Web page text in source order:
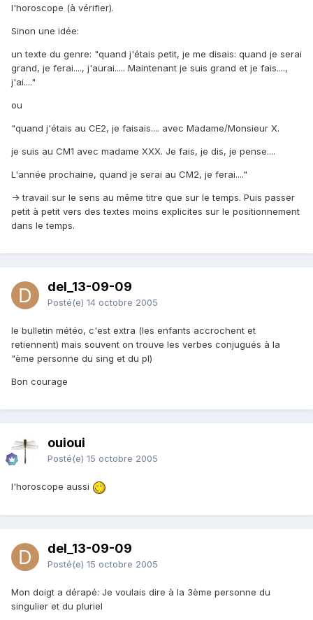
l'horoscope (à vérifier).
Sinon une idée:
un texte du genre: "quand j'étais petit, je me disais: quand je serai
grand, je ferai...., j'aurai..... Maintenant je suis grand et je fais....,
j'ai...."
ou
"quand j'étais au CE2, je faisais.... avec Madame/Monsieur X.
je suis au CM1 avec madame XXX. Je fais, je dis, je pense....
L'année prochaine, quand je serai au CM2, je ferai...."
-> travail sur le sens au même titre que sur le temps. Puis passer
petit à petit vers des textes moins explicites sur le positionnement
dans le temps.
del_13-09-09
Posté(e) 14 octobre 2005
le bulletin météo, c'est extra (les enfants accrochent et
retiennent) mais souvent on trouve les verbes conjugués à la
"ème personne du sing et du pl)
Bon courage
ouioui
Posté(e) 15 octobre 2005
l'horoscope aussi
del_13-09-09
Posté(e) 15 octobre 2005
Mon doigt a dérapé: Je voulais dire à la 3ème personne du
singulier et du pluriel